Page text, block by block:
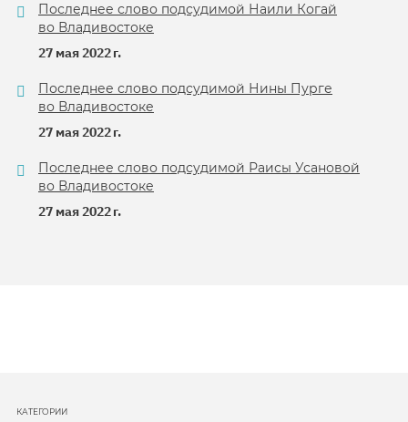
Последнее слово подсудимой Наили Когай
во Владивостоке
27 мая 2022 г.
Последнее слово подсудимой Нины Пурге
во Владивостоке
27 мая 2022 г.
Последнее слово подсудимой Раисы Усановой
во Владивостоке
27 мая 2022 г.
КАТЕГОРИИ